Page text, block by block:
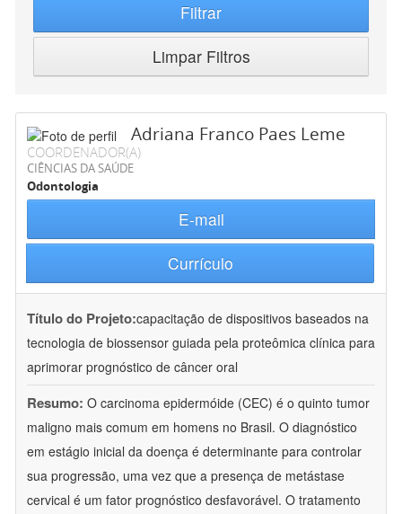
Filtrar
Limpar Filtros
Adriana Franco Paes Leme
COORDENADOR(A)
CIÊNCIAS DA SAÚDE
Odontologia
E-mail
Currículo
Título do Projeto:capacitação de dispositivos baseados na
tecnologia de biossensor guiada pela proteômica clínica para
aprimorar prognóstico de câncer oral
Resumo: O carcinoma epidermóide (CEC) é o quinto tumor
maligno mais comum em homens no Brasil. O diagnóstico
em estágio inicial da doença é determinante para controlar
sua progressão, uma vez que a presença de metástase
cervical é um fator prognóstico desfavorável. O tratamento